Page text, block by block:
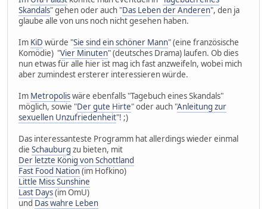
Skandals" gehen oder auch "Das Leben der Anderen", den ja
glaube alle von uns noch nicht gesehen haben.
Im KiD würde "Sie sind ein schöner Mann" (eine französische
Komödie) "Vier Minuten" (deutsches Drama) laufen. Ob dies
nun etwas für alle hier ist mag ich fast anzweifeln, wobei mich
aber zumindest ersterer interessieren würde.
Im Metropoliswäre ebenfalls "Tagebuch eines Skandals"
möglich, sowie "Der gute Hirte" oder auch "Anleitung zur
sexuellen Unzufriedenheit"! ;)
Das interessanteste Programm hat allerdings wieder einmal
die Schauburg zu bieten, mit
Der letzte König von Schottland
Fast Food Nation(im Hofkino)
Little Miss Sunshine
Last Days(im OmU)
und Das wahre Leben